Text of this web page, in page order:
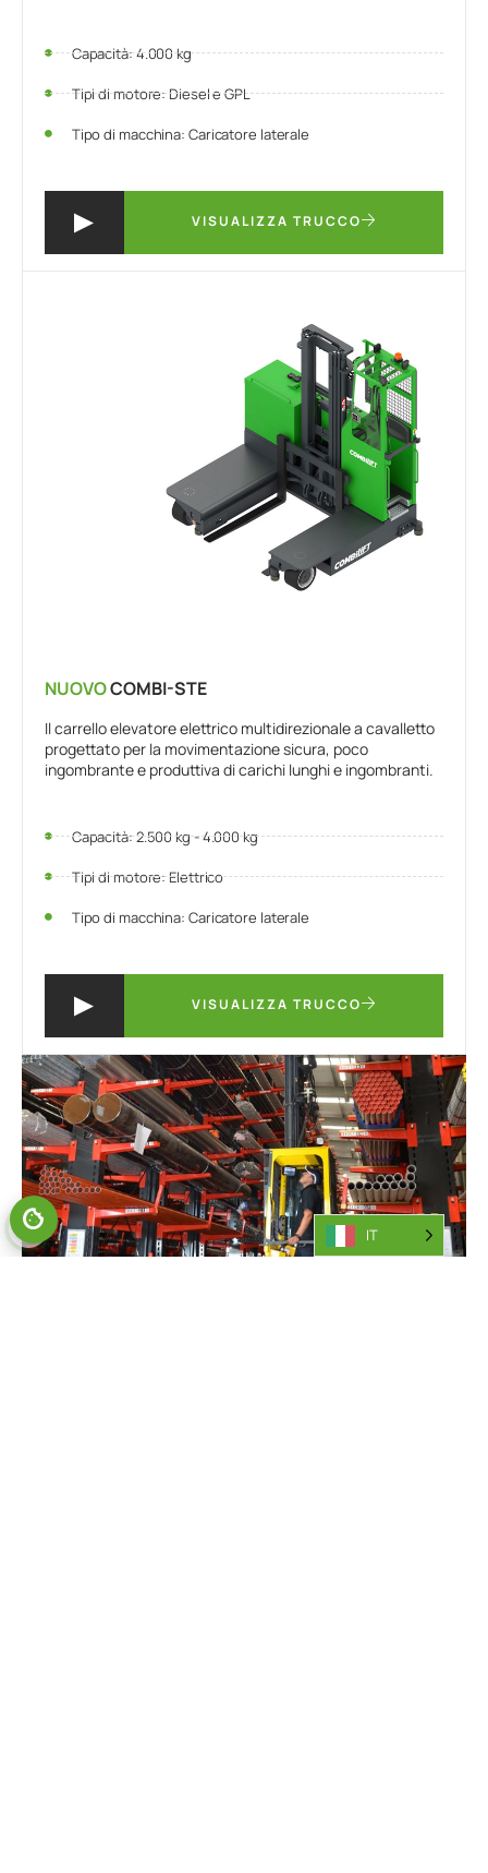
Capacità: 4.000 kg
Tipi di motore: Diesel e GPL
Tipo di macchina: Caricatore laterale
VISUALIZZA TRUCCO
NUOVOCOMBI-STE
Il carrello elevatore elettrico multidirezionale a cavalletto
progettato per la movimentazione sicura, poco
ingombrante e produttiva di carichi lunghi e ingombranti.
Capacità: 2.500 kg - 4.000 kg
Tipi di motore: Elettrico
Tipo di macchina: Caricatore laterale
VISUALIZZA TRUCCO
IT